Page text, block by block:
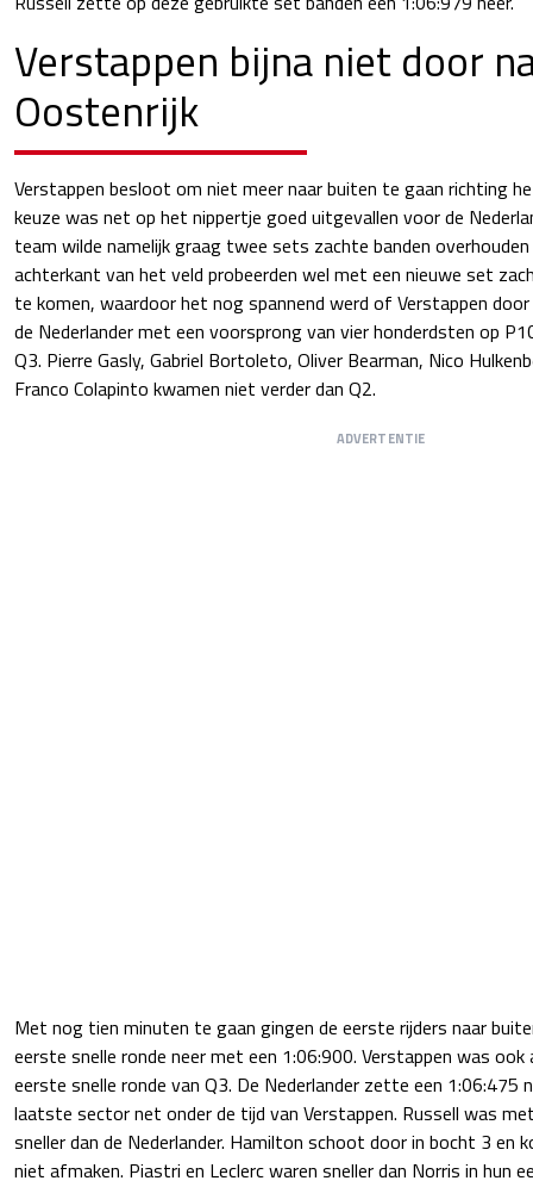
Verstappen bijna niet door
Oostenrijk
Verstappen besloot om niet meer naar buiten te gaan richting
keuze was net op het nippertje goed uitgevallen voor de
team wilde namelijk graag twee sets zachte banden
achterkant van het veld probeerden wel met een nieuwe set
te komen, waardoor het nog spannend werd of Verstappen door
de Nederlander met een voorsprong van vier honderdsten op
Q3. Pierre Gasly, Gabriel Bortoleto, Oliver Bearman, Nico
Franco Colapinto kwamen niet verder dan Q2.
ADVERTENTIE
Met nog tien minuten te gaan gingen de eerste rijders naar
eerste snelle ronde neer met een 1:06:900. Verstappen was
eerste snelle ronde van Q3. De Nederlander zette een 1:06:475
laatste sector net onder de tijd van Verstappen. Russell was
sneller dan de Nederlander. Hamilton schoot door in bocht 3 en
niet afmaken. Piastri en Leclerc waren sneller dan Norris in hun